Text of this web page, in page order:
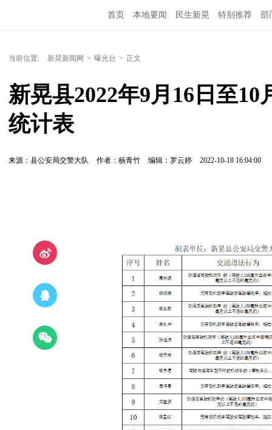
首页 本地要闻 民生新晃 特别推荐 部
当前位置: 新晃新闻网 > 曝光台 > 正文
新晃县2022年9月16日至
统计表
来源：县公安局交警大队 作者：杨青竹 编辑：罗云婷 2022-10-18 16:04:00